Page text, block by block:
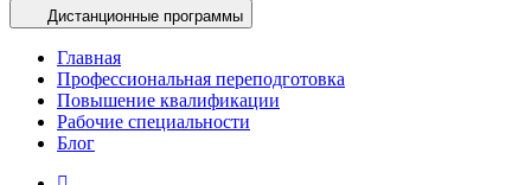
Дистанционные программы
Главная
Профессиональная переподготовка
Повышение квалификации
Рабочие специальности
Блог